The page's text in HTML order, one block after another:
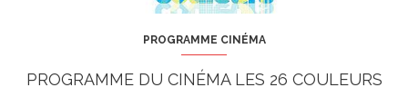
PROGRAMME CINÉMA
PROGRAMME DU CINÉMA LES 26 COULEURS